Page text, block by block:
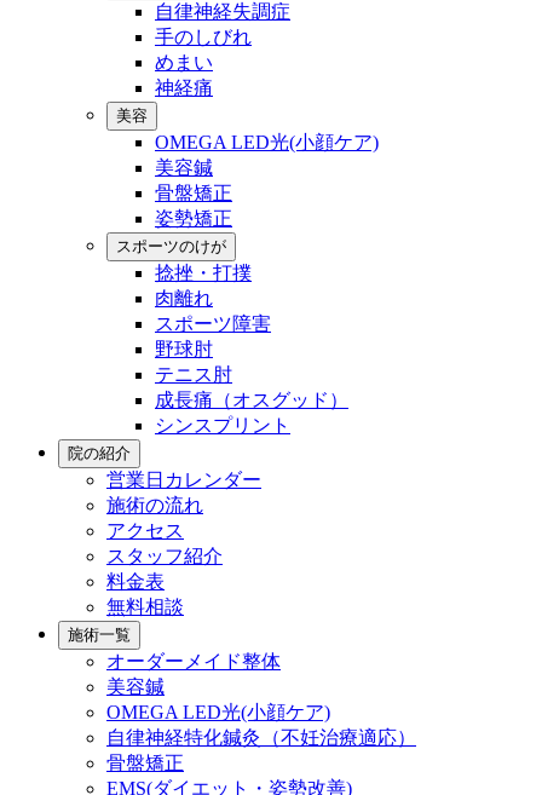
自律神経失調症
手のしびれ
めまい
神経痛
美容
OMEGA LED光(小顔ケア)
美容鍼
骨盤矯正
姿勢矯正
スポーツのけが
捻挫・打撲
肉離れ
スポーツ障害
野球肘
テニス肘
成長痛（オスグッド）
シンスプリント
院の紹介
営業日カレンダー
施術の流れ
アクセス
スタッフ紹介
料金表
無料相談
施術一覧
オーダーメイド整体
美容鍼
OMEGA LED光(小顔ケア)
自律神経特化鍼灸（不妊治療適応）
骨盤矯正
EMS(ダイエット・姿勢改善)